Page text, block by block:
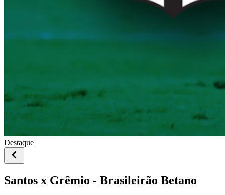
Destaque
Santos x Grêmio - Brasileirão Betano